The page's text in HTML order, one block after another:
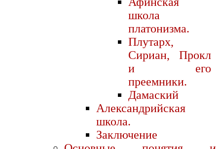
школа
платонизма.
Плутарх,
Сириан, Прокл
и его
преемники.
Дамаский
Александрийская
школа.
Заключение